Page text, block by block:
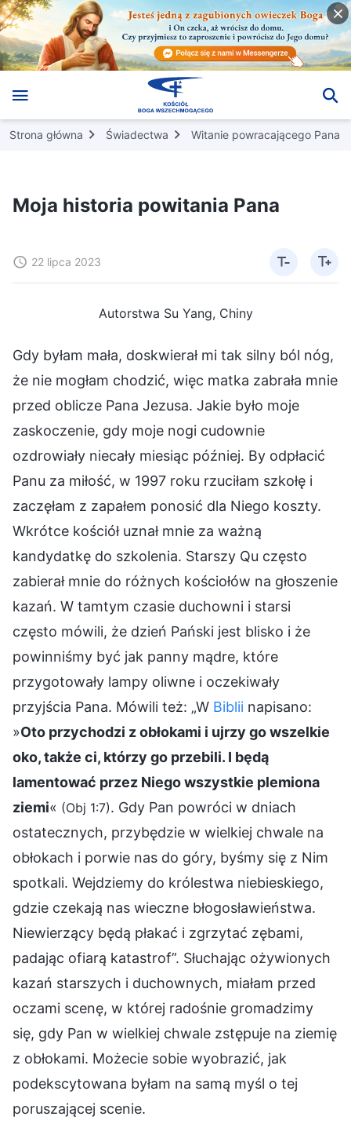
Strona główna Świadectwa Witanie powracającego Pana
Moja historia powitania Pana
22 lipca 2023
Autorstwa Su Yang, Chiny
Gdy byłam mała, doskwierał mi tak silny ból nóg,
że nie mogłam chodzić, więc matka zabrała mnie
przed oblicze Pana Jezusa. Jakie było moje
zaskoczenie, gdy moje nogi cudownie
ozdrowiały niecały miesiąc później. By odpłacić
Panu za miłość, w 1997 roku rzuciłam szkołę i
zaczęłam z zapałem ponosić dla Niego koszty.
Wkrótce kościół uznał mnie za ważną
kandydatkę do szkolenia. Starszy Qu często
zabierał mnie do różnych kościołów na głoszenie
kazań. W tamtym czasie duchowni i starsi
często mówili, że dzień Pański jest blisko i że
powinniśmy być jak panny mądre, które
przygotowały lampy oliwne i oczekiwały
przyjścia Pana. Mówili też: „W Biblii napisano:
»Oto przychodzi z obłokami i ujrzy go wszelkie
oko, także ci, którzy go przebili. I będą
lamentować przez Niego wszystkie plemiona
ziemi« (Obj 1:7). Gdy Pan powróci w dniach
ostatecznych, przybędzie w wielkiej chwale na
obłokach i porwie nas do góry, byśmy się z Nim
spotkali. Wejdziemy do królestwa niebieskiego,
gdzie czekają nas wieczne błogosławieństwa.
Niewierzący będą płakać i zgrzytać zębami,
padając ofiarą katastrof”. Słuchając ożywionych
kazań starszych i duchownych, miałam przed
oczami scenę, w której radośnie gromadzimy
się, gdy Pan w wielkiej chwale zstępuje na ziemię
z obłokami. Możecie sobie wyobrazić, jak
podekscytowana byłam na samą myśl o tej
poruszającej scenie.